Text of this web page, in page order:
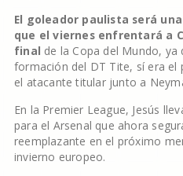
El goleador paulista será
que el viernes enfrentará a
final de la Copa del Mundo,
formación del DT Tite, sí era el
el atacante titular junto a
En la Premier League, Jesús
para el Arsenal que ahora
reemplazante en el próximo
invierno europeo.